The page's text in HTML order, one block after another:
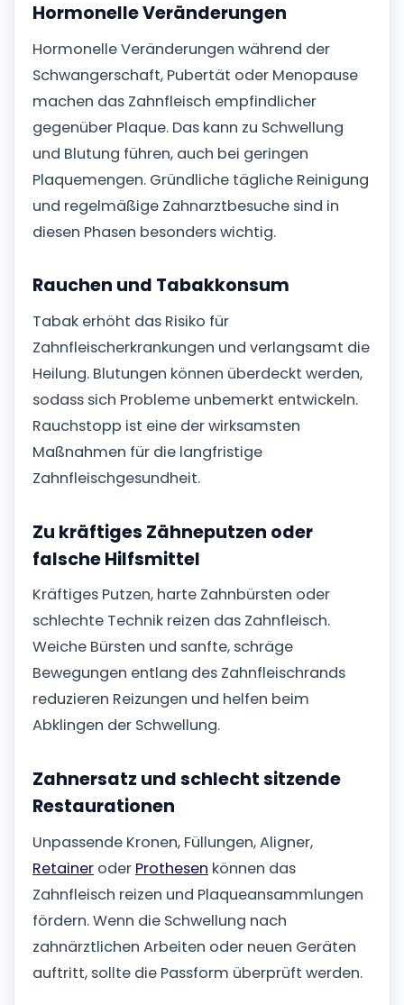
Hormonelle Veränderungen
Hormonelle Veränderungen während der
Schwangerschaft, Pubertät oder Menopause
machen das Zahnfleisch empfindlicher
gegenüber Plaque. Das kann zu Schwellung
und Blutung führen, auch bei geringen
Plaquemengen. Gründliche tägliche Reinigung
und regelmäßige Zahnarztbesuche sind in
diesen Phasen besonders wichtig.
Rauchen und Tabakkonsum
Tabak erhöht das Risiko für
Zahnfleischerkrankungen und verlangsamt die
Heilung. Blutungen können überdeckt werden,
sodass sich Probleme unbemerkt entwickeln.
Rauchstopp ist eine der wirksamsten
Maßnahmen für die langfristige
Zahnfleischgesundheit.
Zu kräftiges Zähneputzen oder
falsche Hilfsmittel
Kräftiges Putzen, harte Zahnbürsten oder
schlechte Technik reizen das Zahnfleisch.
Weiche Bürsten und sanfte, schräge
Bewegungen entlang des Zahnfleischrands
reduzieren Reizungen und helfen beim
Abklingen der Schwellung.
Zahnersatz und schlecht sitzende
Restaurationen
Unpassende Kronen, Füllungen, Aligner,
Retainer oder Prothesen können das
Zahnfleisch reizen und Plaqueansammlungen
fördern. Wenn die Schwellung nach
zahnärztlichen Arbeiten oder neuen Geräten
auftritt, sollte die Passform überprüft werden.